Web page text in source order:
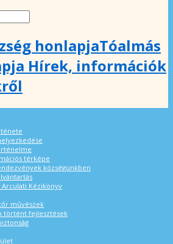
Tóalmás
Hírek, információk
térképe
községünkben
Kézikönyv
művészek
történt fejlesztések